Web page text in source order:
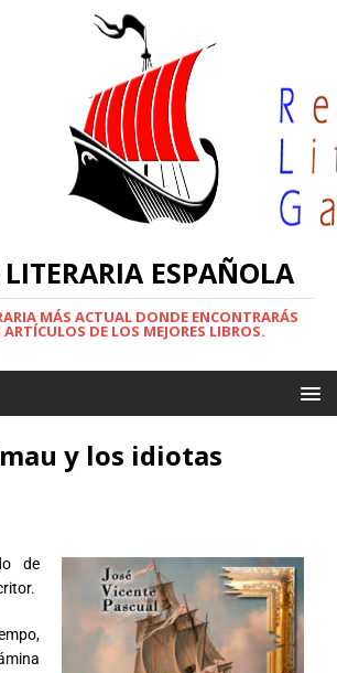
ESPAÑOLA
MÁS ACTUAL DONDE ENCONTRARÁS
DE LOS MEJORES LIBROS.
y los idiotas
de